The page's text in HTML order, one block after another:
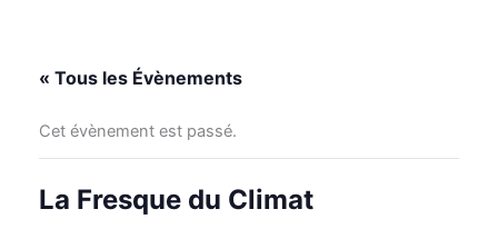
« Tous les Évènements
Cet évènement est passé.
La Fresque du Climat